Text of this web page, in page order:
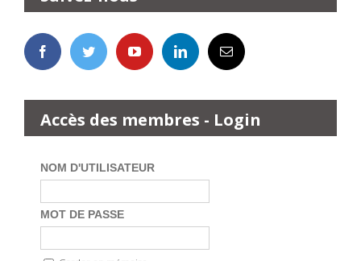
Accès des membres - Login
NOM D'UTILISATEUR
MOT DE PASSE